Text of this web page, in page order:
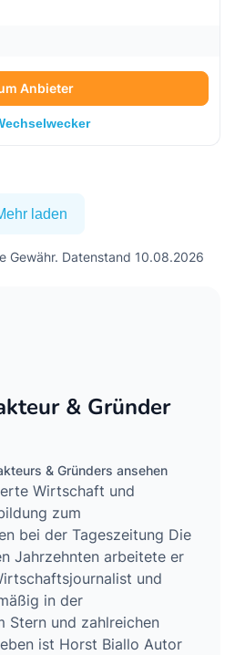
Anbieter
laden
Gewähr. Datenstand 10.08.2026
& Gründer
& Gründers ansehen
Wirtschaft und
zum
bei der Tageszeitung Die
Jahrzehnten arbeitete er
und
in der
Stern und zahlreichen
ist Horst Biallo Autor